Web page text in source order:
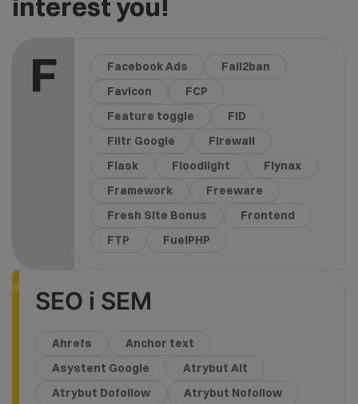
interest you!
F Facebook Ads
Fail2ban
Favicon
FCP
Feature toggle
FID
Filtr Google
Firewall
Flask
Floodlight
Flynax
Framework
Freeware
Fresh Site Bonus
Frontend
FTP
FuelPHP
SEO i SEM
Ahrefs
Anchor text
Asystent Google
Atrybut Alt
Atrybut Dofollow
Atrybut Nofollow